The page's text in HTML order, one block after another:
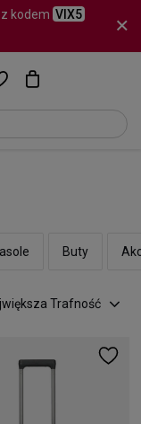
kodem VIX5
Buty
Trafność